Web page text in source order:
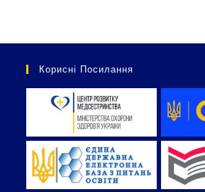
Корисні Посилання